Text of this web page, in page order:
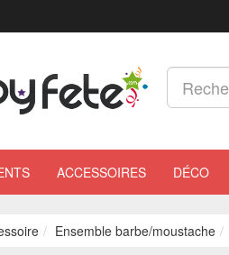
ACCESSOIRES DÉCO
Ensemble barbe/moustache